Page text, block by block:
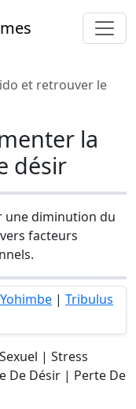
et retrouver le
la
désir
une diminution du
facteurs
Yohimbe| Tribulus
| Stress
De Désir | Perte De